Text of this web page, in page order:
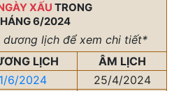
XẤU TRONG
6/2024
lịch để xem chi tiết*
LỊCH
ÂM LỊCH
1/6/2024
25/4/2024